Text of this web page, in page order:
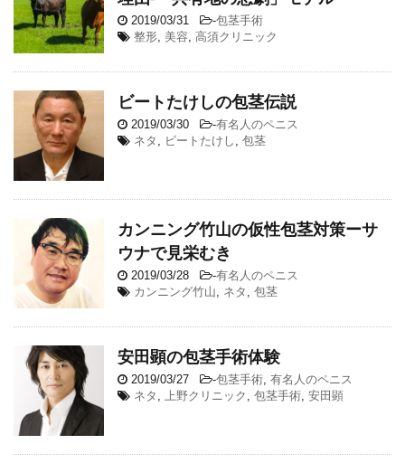
2019/03/31 -包茎手術
整形, 美容, 高須クリニック
ビートたけしの包茎伝説
2019/03/30 -有名人のペニス
ネタ , ビートたけし , 包茎
カンニング竹山の仮性包茎対策ーサ
ウナで見栄むき
2019/03/28 -有名人のペニス
カンニング竹山, ネタ , 包茎
安田顕の包茎手術体験
2019/03/27 -包茎手術, 有名人のペニス
ネタ , 上野クリニック , 包茎手術, 安田顕